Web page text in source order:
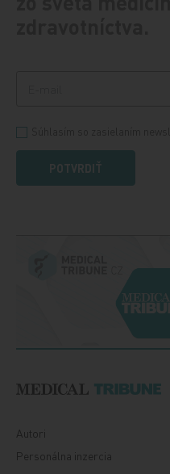
POTVRDIŤ
Autori
Personálna inzercia